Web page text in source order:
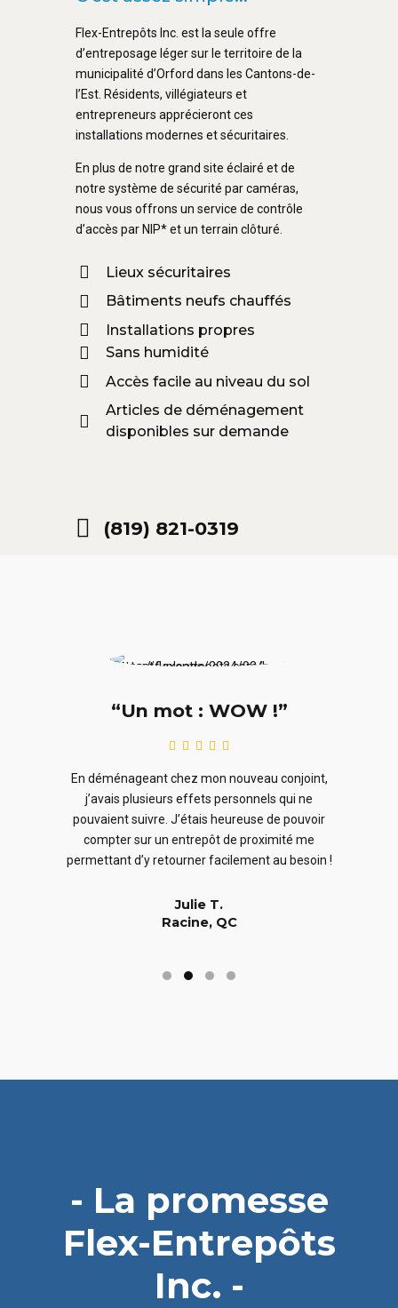
Flex-Entrepôts Inc. est la seule offre
d’entreposage léger sur le territoire de la
municipalité d’Orford dans les Cantons-de-
l’Est. Résidents, villégiateurs et
entrepreneurs apprécieront ces
installations modernes et sécuritaires.
En plus de notre grand site éclairé et de
notre système de sécurité par caméras,
nous vous offrons un service de contrôle
d’accès par NIP* et un terrain clôturé.
Lieux sécuritaires
Bâtiments neufs chauffés
Installations propres
Sans humidité
Accès facile au niveau du sol
Articles de déménagement
disponibles sur demande
(819) 821-0319
“Un mot : WOW !”
En déménageant chez mon nouveau conjoint,
j’avais plusieurs effets personnels qui ne
pouvaient suivre. J’étais heureuse de pouvoir
compter sur un entrepôt de proximité me
permettant d’y retourner facilement au besoin !
Julie T.
Racine, QC
- La promesse
Flex-Entrepôts
Inc. -